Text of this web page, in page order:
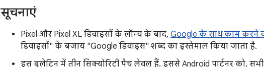
सूचनाएं
Pixel और Pixel XL डिवाइसों के लॉन्च के बाद, Google के साथ काम करने
डिवाइसों" के बजाय "Google डिवाइस" शब्द का इस्तेमाल किया जाता है.
इस बुलेटिन में तीन सिक्योरिटी पैच लेवल हैं. इससे Android पार्टनर को,